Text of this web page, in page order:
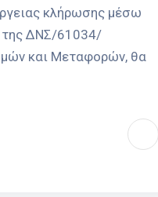
κλήρωσης μέσω
της ΔΝΣ/61034/
και Μεταφορών, θα